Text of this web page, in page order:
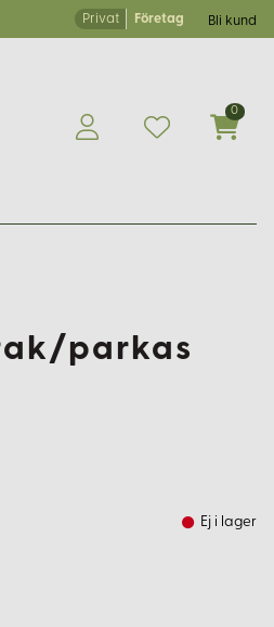
Privat Företag Bli kund
0
parkas
Ej i lager